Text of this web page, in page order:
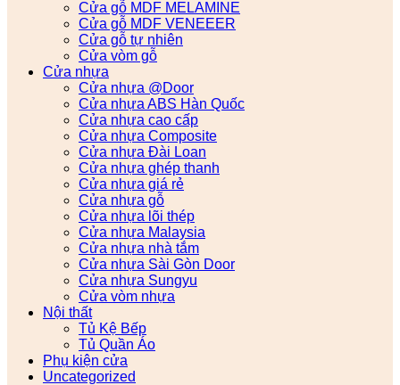
Cửa gỗ MDF MELAMINE
Cửa gỗ MDF VENEEER
Cửa gỗ tự nhiên
Cửa vòm gỗ
Cửa nhựa
Cửa nhựa @Door
Cửa nhựa ABS Hàn Quốc
Cửa nhựa cao cấp
Cửa nhựa Composite
Cửa nhựa Đài Loan
Cửa nhựa ghép thanh
Cửa nhựa giá rẻ
Cửa nhựa gỗ
Cửa nhựa lõi thép
Cửa nhựa Malaysia
Cửa nhựa nhà tắm
Cửa nhựa Sài Gòn Door
Cửa nhựa Sungyu
Cửa vòm nhựa
Nội thất
Tủ Kệ Bếp
Tủ Quần Áo
Phụ kiện cửa
Uncategorized